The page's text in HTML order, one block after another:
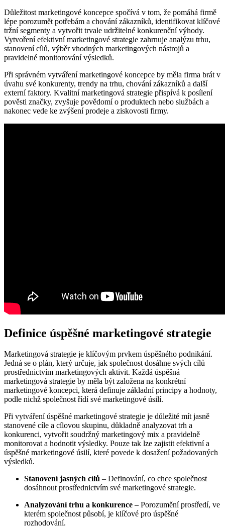
Důležitost marketingové koncepce spočívá v tom, že pomáhá firmě
lépe porozumět potřebám a chování zákazníků, identifikovat klíčové
tržní segmenty a vytvořit trvale udržitelné konkurenční výhody.
Vytvoření efektivní marketingové strategie zahrnuje analýzu trhu,
stanovení cílů, výběr vhodných marketingových nástrojů a
pravidelné monitorování výsledků.
Při správném vytváření marketingové koncepce by měla firma brát v
úvahu své konkurenty, trendy na trhu, chování zákazníků a další
externí faktory. Kvalitní marketingová strategie přispívá k posílení
pověsti značky, zvyšuje povědomí o produktech nebo službách a
nakonec vede ke zvýšení prodeje a ziskovosti firmy.
Definice úspěšné marketingové strategie
Marketingová strategie je klíčovým prvkem úspěšného podnikání.
Jedná se o plán, který určuje, jak společnost dosáhne svých cílů
prostřednictvím marketingových aktivit. Každá úspěšná
marketingová strategie by měla být založena na konkrétní
marketingové koncepci, která definuje základní principy a hodnoty,
podle nichž společnost řídí své marketingové úsilí.
Při vytváření úspěšné marketingové strategie je důležité mít jasně
stanovené cíle a cílovou skupinu, důkladně analyzovat trh a
konkurenci, vytvořit soudržný marketingový mix a pravidelně
monitorovat a hodnotit výsledky. Pouze tak lze zajistit efektivní a
úspěšné marketingové úsilí, které povede k dosažení požadovaných
výsledků.
Stanovení jasných cílů – Definování, co chce společnost
dosáhnout prostřednictvím své marketingové strategie.
Analyzování trhu a konkurence – Porozumění prostředí, ve
kterém společnost působí, je klíčové pro úspěšné
rozhodování.